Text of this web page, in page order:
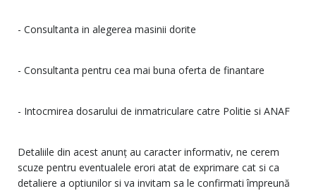
- Consultanta in alegerea masinii dorite
- Consultanta pentru cea mai buna oferta de finantare
- Intocmirea dosarului de inmatriculare catre Politie si ANAF
Detaliile din acest anunț au caracter informativ, ne cerem
scuze pentru eventualele erori atat de exprimare cat si ca
detaliere a optiunilor si va invitam sa le confirmati împreună